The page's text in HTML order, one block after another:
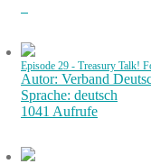
Episode 29 - Treasury Talk!
Autor: Verband
Sprache: deutsch
1041 Aufrufe